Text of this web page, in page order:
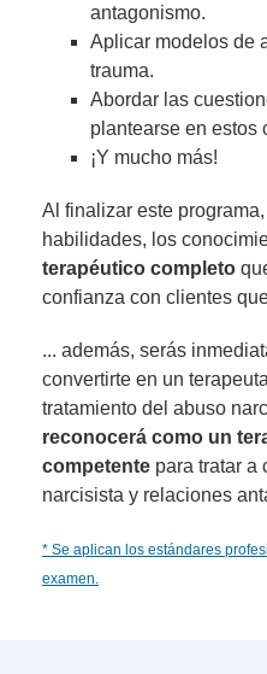
antagonismo.
Aplicar modelos de
trauma.
Abordar las
plantearse en estos
¡Y mucho más!
Al finalizar este
habilidades, los
terapéutico completo
confianza con clientes
... además, serás
convertirte en un
tratamiento del abuso
reconocerá como un
competente para tratar a
narcisista y relaciones
* Se aplican los estándares
examen.